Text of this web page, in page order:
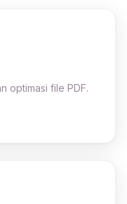
optimasi file PDF.